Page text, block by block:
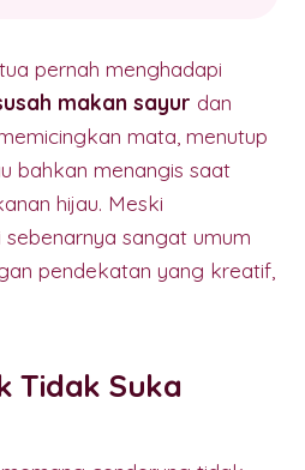
pernah menghadapi
makan sayur dan
mata, menutup
bahkan menangis saat
hijau. Meski
sangat umum
pendekatan yang kreatif,
Tidak Suka